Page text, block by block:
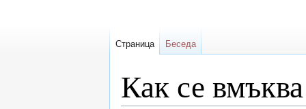
Как се
Страница Беседа